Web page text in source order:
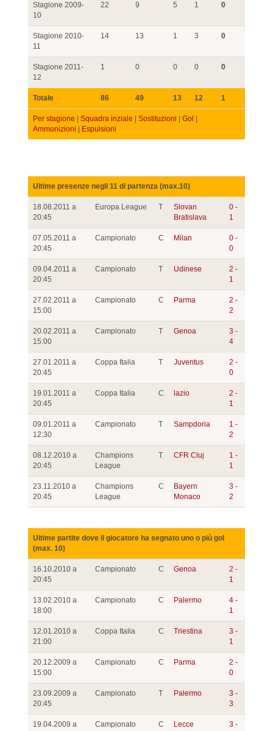
Stagione 2009-
10
22 9 5 1 0
Stagione 2010-
11
14 13 1 3 0
Stagione 2011-
12
1 0 0 0 0
Totale 86 49 13 12 1
Per stagione Squadra inziale Sostituzioni Gol
Ammonizioni
Espulsioni
Ultime presenze negli 11 di partenza (max.10)
18.08.2011 a
20:45
Europa League T
Slovan
Bratislava
0 -
1
07.05.2011 a
20:45
Campionato C Milan
0 -
0
09.04.2011 a
20:45
Campionato T Udinese
2 -
1
27.02.2011 a
15:00
Campionato C Parma
2 -
2
20.02.2011 a
15:00
Campionato T Genoa
3 -
4
27.01.2011 a
20:45
Coppa Italia T Juventus
2 -
0
19.01.2011 a
20:45
Coppa Italia C lazio
2 -
1
09.01.2011 a
12:30
Campionato T Sampdoria
1 -
2
08.12.2010 a
20:45
Champions
League
T CFR Cluj
1 -
1
23.11.2010 a
20:45
Champions
League
C
Bayern
Monaco
3 -
2
Ultime partite dove il giocatore ha segnato uno o più gol
(max. 10)
16.10.2010 a
20:45
Campionato C Genoa
2 -
1
13.02.2010 a
18:00
Campionato C Palermo
4 -
1
12.01.2010 a
21:00
Coppa Italia C Triestina
3 -
1
20.12.2009 a
15:00
Campionato C Parma
2 -
0
23.09.2009 a
20:45
Campionato T Palermo
3 -
3
19.04.2009 a
Campionato C Lecce
3 -